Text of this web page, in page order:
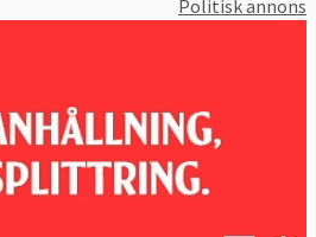
Politisk annons